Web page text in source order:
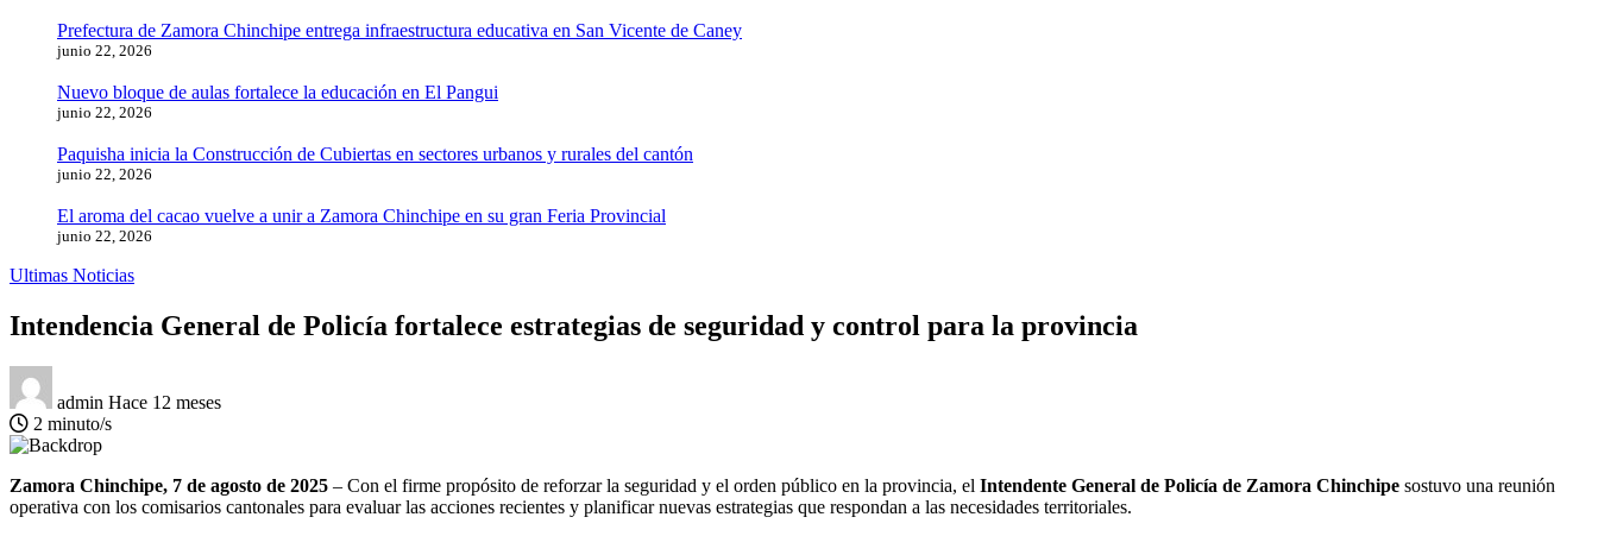
Prefectura de Zamora Chinchipe entrega infraestructura educativa en San Vicente de Caney
junio 22, 2026
Nuevo bloque de aulas fortalece la educación en El Pangui
junio 22, 2026
Paquisha inicia la Construcción de Cubiertas en sectores urbanos y rurales del cantón
junio 22, 2026
El aroma del cacao vuelve a unir a Zamora Chinchipe en su gran Feria Provincial
junio 22, 2026
Ultimas Noticias
Intendencia General de Policía fortalece estrategias de seguridad y control para la provincia
admin Hace 12 meses
2 minuto/s
Zamora Chinchipe, 7 de agosto de 2025 – Con el firme propósito de reforzar la seguridad y el orden público en la provincia, el Intendente General de Policía de Zamora Chinchipe sostuvo una reunión
operativa con los comisarios cantonales para evaluar las acciones recientes y planificar nuevas estrategias que respondan a las necesidades territoriales.